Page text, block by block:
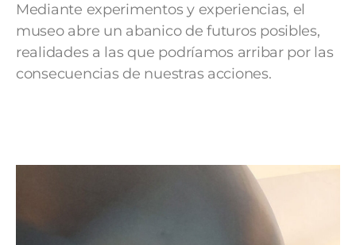
Mediante experimentos y experiencias, el
museo abre un abanico de futuros posibles,
realidades a las que podríamos arribar por las
consecuencias de nuestras acciones.